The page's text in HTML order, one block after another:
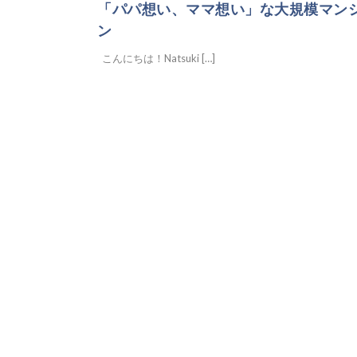
「パパ想い、ママ想い」な大規模マン
ン
こんにちは！Natsuki […]